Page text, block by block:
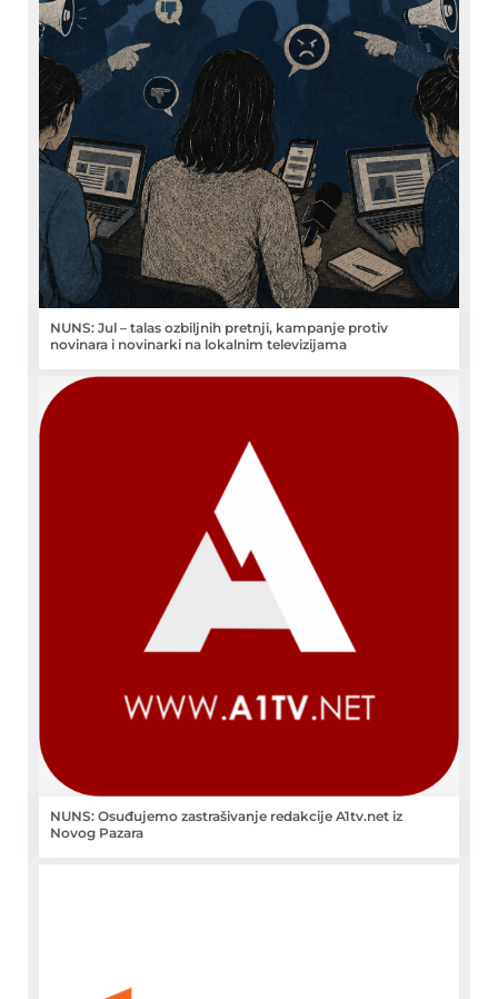
NUNS: Jul – talas ozbiljnih pretnji, kampanje protiv
novinara i novinarki na lokalnim televizijama
NUNS: Osuđujemo zastrašivanje redakcije A1tv.net iz
Novog Pazara